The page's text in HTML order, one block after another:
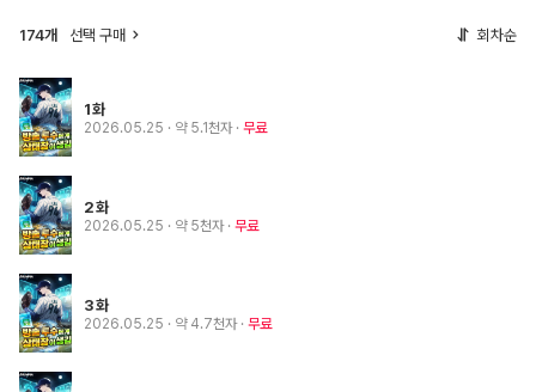
174개 선택 구매 회차순
1화
2026.05.25 · 약 5.1천자 무료
2화
2026.05.25 · 약 5천자 무료
3화
2026.05.25 · 약 4.7천자 무료